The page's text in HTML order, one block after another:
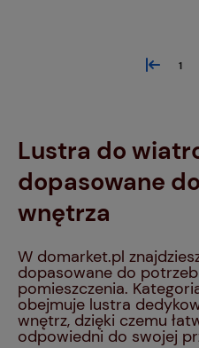
« 1
Lustra do
dopasowane
wnętrza
W domarket.pl
dopasowane do
pomieszczenia.
obejmuje lustra
wnętrz, dzięki czemu
odpowiedni do swojej